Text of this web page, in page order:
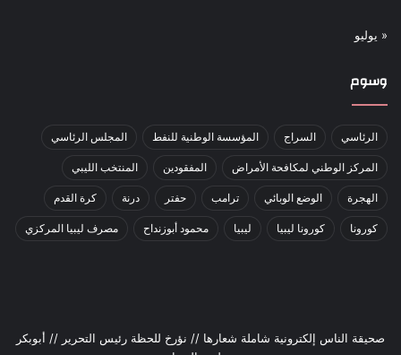
« يوليو
وسوم
الرئاسي السراج المؤسسة الوطنية للنفط المجلس الرئاسي
المركز الوطني لمكافحة الأمراض المفقودين المنتخب الليبي
الهجرة الوضع الوبائي ترامب حفتر درنة كرة القدم
كورونا كورونا ليبيا ليبيا محمود أبوزنداح مصرف ليبيا المركزي
صحيقة الناس إلكترونية شاملة شعارها // نؤرخ للحظة رئيس التحرير // أبوبكر